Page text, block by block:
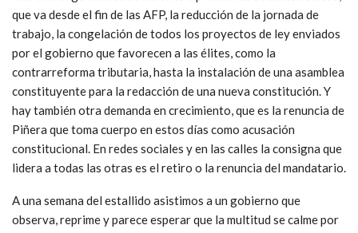
que va desde el fin de las AFP, la reducción de la jornada de
trabajo, la congelación de todos los proyectos de ley enviados
por el gobierno que favorecen a las élites, como la
contrarreforma tributaria, hasta la instalación de una asamblea
constituyente para la redacción de una nueva constitución. Y
hay también otra demanda en crecimiento, que es la renuncia de
Piñera que toma cuerpo en estos días como acusación
constitucional. En redes sociales y en las calles la consigna que
lidera a todas las otras es el retiro o la renuncia del mandatario.
A una semana del estallido asistimos a un gobierno que
observa, reprime y parece esperar que la multitud se calme por